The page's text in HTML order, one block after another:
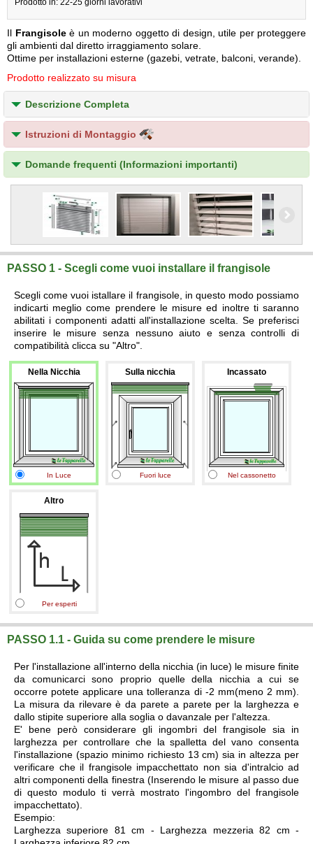
Il Frangisoleè un moderno oggetto di design, utile per proteggere
gli ambienti dal diretto irraggiamento solare.
Ottime per installazioni esterne (gazebi, vetrate, balconi, verande).
Prodotto realizzato su misura
Descrizione Completa
Istruzioni di Montaggio
Domande frequenti (Informazioni importanti)
PASSO 1 - Scegli come vuoi installare il frangisole
Scegli come vuoi istallare il frangisole, in questo modo possiamo
indicarti meglio come prendere le misure ed inoltre ti saranno
abilitati i componenti adatti all'installazione scelta. Se preferisci
inserire le misure senza nessuno aiuto e senza controlli di
compatibilità clicca su "Altro".
Nella Nicchia
In Luce
Sulla nicchia
Fuori luce
Incassato
Nel cassonetto
Altro
Per esperti
PASSO 1.1 - Guida su come prendere le misure
Per l'installazione all'interno della nicchia (in luce) le misure finite
da comunicarci sono proprio quelle della nicchia a cui se
occorre potete applicare una tolleranza di -2 mm(meno 2 mm).
La misura da rilevare è da parete a parete per la larghezza e
dallo stipite superiore alla soglia o davanzale per l'altezza.
E' bene però considerare gli ingombri del frangisole sia in
larghezza per controllare che la spalletta del vano consenta
l'installazione (spazio minimo richiesto 13 cm) sia in altezza per
verificare che il frangisole impacchettato non sia d'intralcio ad
altri componenti della finestra (Inserendo le misure al passo due
di questo modulo ti verrà mostrato l'ingombro del frangisole
impacchettato).
Esempio:
Larghezza superiore 81 cm - Larghezza mezzeria 82 cm -